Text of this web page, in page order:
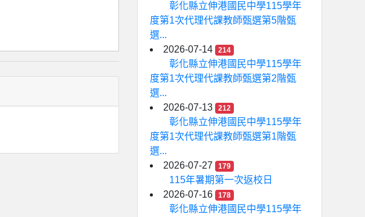
彰化縣立伸港國民中學115學年
度第1次代理代課教師甄選第5階甄
選...
2026-07-14
214
彰化縣立伸港國民中學115學年
度第1次代理代課教師甄選第2階甄
選...
2026-07-13
212
彰化縣立伸港國民中學115學年
度第1次代理代課教師甄選第1階甄
選...
2026-07-27
179
115年暑期第一次返校日
2026-07-16
178
彰化縣立伸港國民中學115學年